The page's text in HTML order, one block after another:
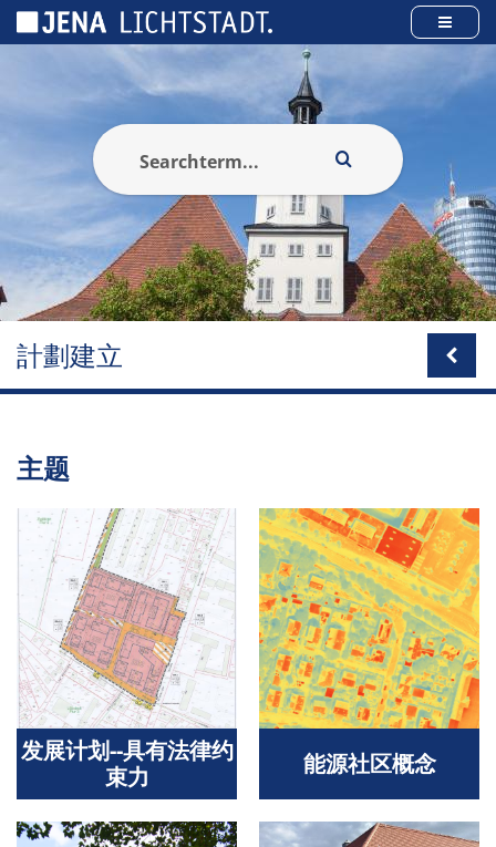
計劃建立
主题
发展计划--具有法律约
束力
能源社区概念
Cookies management panel